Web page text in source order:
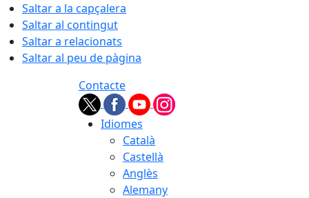
Saltar a la capçalera
Saltar al contingut
Saltar a relacionats
Saltar al peu de pàgina
Contacte
Idiomes
Català
Castellà
Anglès
Alemany